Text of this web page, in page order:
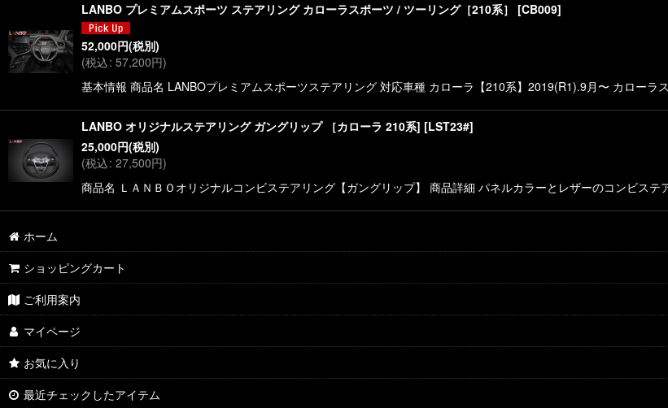
並び順:
LANBO プレミアムスポーツ ステアリング カローラスポーツ / ツーリング［210系］ [CB009]
52,000円(税別)
(税込: 57,200円)
基本情報 商品名 LANBOプレミアムスポーツステアリング 対応車種 カローラ【210系】2019(R1).9月〜 カロー
LANBO オリジナルステアリング ガングリップ ［カローラ 210系] [LST23#]
25,000円(税別)
(税込: 27,500円)
商品名 ＬＡＮＢＯオリジナルコンビステアリング【ガングリップ】 商品詳細 パネルカラーとレザーのコンビス
ホーム
ショッピングカート
ご利用案内
マイページ
お気に入り
最近チェックしたアイテム